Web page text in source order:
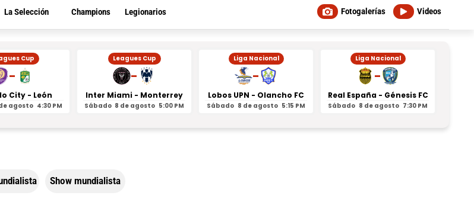
La Selección Champions Legionarios Videos
Fotogalerías
Cup
-
City - León
agosto 4:30 PM
Leagues Cup
-
Inter Miami - Monterrey
Sábado 8 de agosto 5:00 PM
Liga Nacional
-
Lobos UPN - Olancho FC
Sábado 8 de agosto 5:15 PM
Liga Nacional
-
Real España - Génesis FC
Sábado 8 de agosto 7:30 PM
Show mundialista